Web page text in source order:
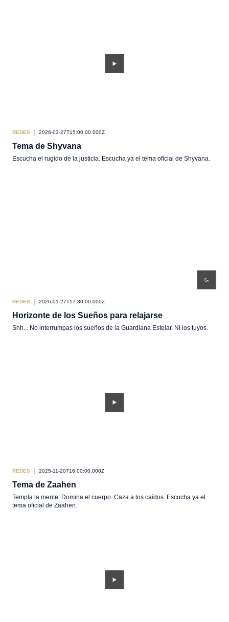
REDES 2026-03-27T15:00:00.000Z
Tema de Shyvana
Escucha el rugido de la justicia. Escucha ya el tema oficial de Shyvana.
REDES 2026-01-27T17:30:00.000Z
Horizonte de los Sueños para relajarse
Shh... No interrumpas los sueños de la Guardiana Estelar. Ni los tuyos.
REDES 2025-11-20T16:00:00.000Z
Tema de Zaahen
Templa la mente. Domina el cuerpo. Caza a los caídos. Escucha ya el
tema oficial de Zaahen.